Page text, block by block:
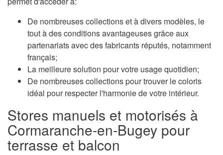
De nombreuses collections et à divers modèles, le
tout à des conditions avantageuses grâce aux
partenariats avec des fabricants réputés, notamment
français;
La meilleure solution pour votre usage quotidien;
De nombreuses collections pour trouver le coloris
idéal pour respecter l'harmonie de votre intérieur.
Stores manuels et motorisés à
Cormaranche-en-Bugey pour
terrasse et balcon